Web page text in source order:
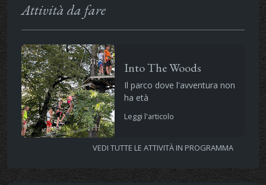
Attività da fare
Into The Woods
Il parco dove l'avventura non
ha età
Leggi l'articolo
VEDI TUTTE LE ATTIVITÀ IN PROGRAMMA